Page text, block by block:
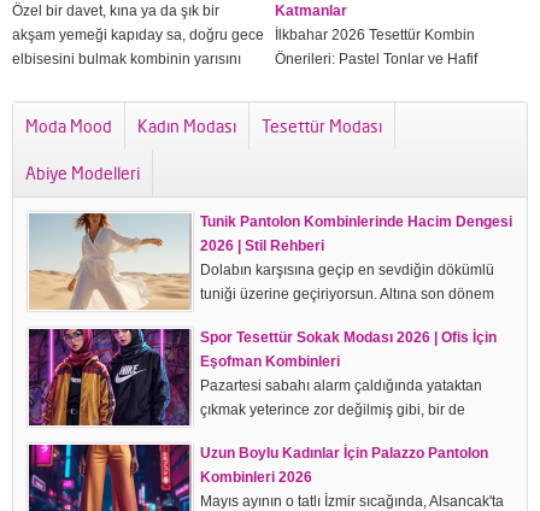
Özel bir davet, kına ya da şık bir
akşam yemeği kapıday sa, doğru gece
elbisesini bulmak kombinin yarısını
elbiselerinde artık hem zarafetten hem
de örtücülükten ödün vermek zorunda
akıcı kumaşlar, derin tonlar ve işleme
detaylarıyla dolu bir dünya
sunuyor.2026 Gece Elbisesi Renkleri...
Katmanlar
İlkbahar 2026 Tesettür Kombin
Önerileri: Pastel Tonlar ve Hafif
açık renkli kombini giydiğimde bir
hafiflik hissediyorum — sanki sadece
beyaz wide leg pantolon + krem
trençkot kombinini giydiğimde sokakta
üç farklı kişi "bu...
Moda Mood Kadın Modası Tesettür Modası
Abiye Modelleri
Tunik Pantolon Kombinlerinde Hacim Dengesi
2026 | Stil Rehberi
Dolabın karşısına geçip en sevdiğin dökümlü
tuniği üzerine geçiriyorsun. Altına son dönem
Aynaya baktığında beklediğin zarif duruş yerine,
rüzgarda sürüklenen bir yelkenli görüyorsun.
Suçlu kıyafetlerin...
Spor Tesettür Sokak Modası 2026 | Ofis İçin
Eşofman Kombinleri
Pazartesi sabahı alarm çaldığında yataktan
çıkmak yeterince zor değilmiş gibi, bir de
kapağını açıp dakikalarca askılara boş boş
baktığınız o anı düşünün. Eskiden ofis...
Uzun Boylu Kadınlar İçin Palazzo Pantolon
Kombinleri 2026
Mayıs ayının o tatlı İzmir sıcağında, Alsancak'ta